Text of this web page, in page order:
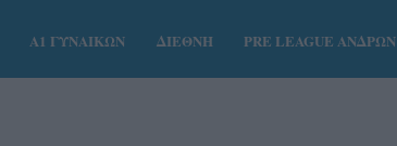
Α1 ΓΥΝΑΙΚΩΝ ΔΙΕΘΝΗ PRE LEAGUE ΑΝΔΡΩΝ